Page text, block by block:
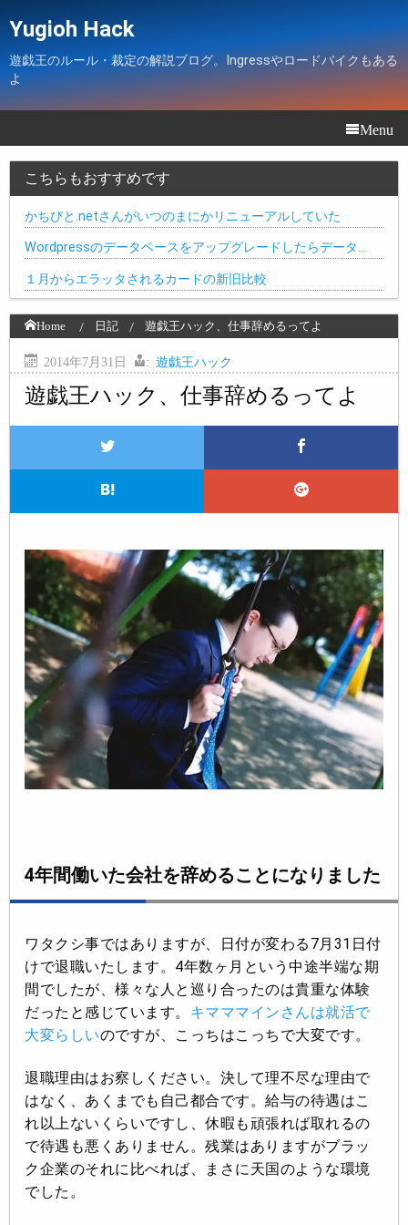
Yugioh Hack
遊戯王のルール・裁定の解説ブログ。Ingressやロードバイクもある
よ
Menu
こちらもおすすめです
かちびと.netさんがいつのまにかリニューアルしていた
Wordpressのデータベースをアップグレードしたらデータ…
１月からエラッタされるカードの新旧比較
Home 日記 遊戯王ハック、仕事辞めるってよ
2014年7月31日 : 遊戯王ハック
遊戯王ハック、仕事辞めるってよ
4年間働いた会社を辞めることになりました
ワタクシ事ではありますが、日付が変わる7月31日付
けで退職いたします。4年数ヶ月という中途半端な期
間でしたが、様々な人と巡り合ったのは貴重な体験
だったと感じています。 キマママインさんは就活で
大変らしいのですが、こっちはこっちで大変です。
退職理由はお察しください。決して理不尽な理由で
はなく、あくまでも自己都合です。給与の待遇はこ
れ以上ないくらいですし、休暇も頑張れば取れるの
で待遇も悪くありません。残業はありますがブラッ
ク企業のそれに比べれば、まさに天国のような環境
でした。